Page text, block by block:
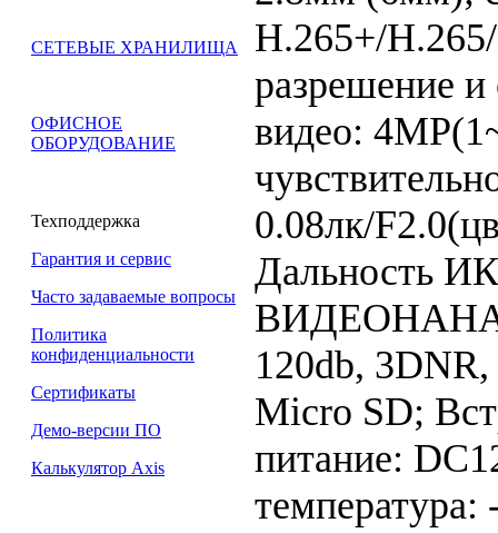
СЕТЕВЫЕ ХРАНИЛИЩА
ОФИСНОЕ
ОБОРУДОВАНИЕ
Техподдержка
Гарантия и сервис
Часто задаваемые вопросы
Политика
конфиденциальности
Сертификаты
Демо-версии ПО
Калькулятор Axis
H.265+/
разрешение и
видео:
0.08лк/
Дальность
120db,
Micro SD;
питание: